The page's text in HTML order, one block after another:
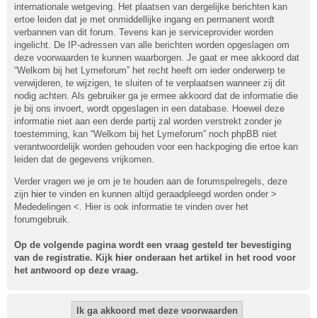
internationale wetgeving. Het plaatsen van dergelijke berichten kan
ertoe leiden dat je met onmiddellijke ingang en permanent wordt
verbannen van dit forum. Tevens kan je serviceprovider worden
ingelicht. De IP-adressen van alle berichten worden opgeslagen om
deze voorwaarden te kunnen waarborgen. Je gaat er mee akkoord dat
“Welkom bij het Lymeforum” het recht heeft om ieder onderwerp te
verwijderen, te wijzigen, te sluiten of te verplaatsen wanneer zij dit
nodig achten. Als gebruiker ga je ermee akkoord dat de informatie die
je bij ons invoert, wordt opgeslagen in een database. Hoewel deze
informatie niet aan een derde partij zal worden verstrekt zonder je
toestemming, kan “Welkom bij het Lymeforum” noch phpBB niet
verantwoordelijk worden gehouden voor een hackpoging die ertoe kan
leiden dat de gegevens vrijkomen.
Verder vragen we je om je te houden aan de forumspelregels, deze
zijn hier te vinden en kunnen altijd geraadpleegd worden onder >
Mededelingen <. Hier is ook informatie te vinden over het
forumgebruik.
Op de volgende pagina wordt een vraag gesteld ter bevestiging
van de registratie. Kijk hier onderaan het artikel in het rood voor
het antwoord op deze vraag.